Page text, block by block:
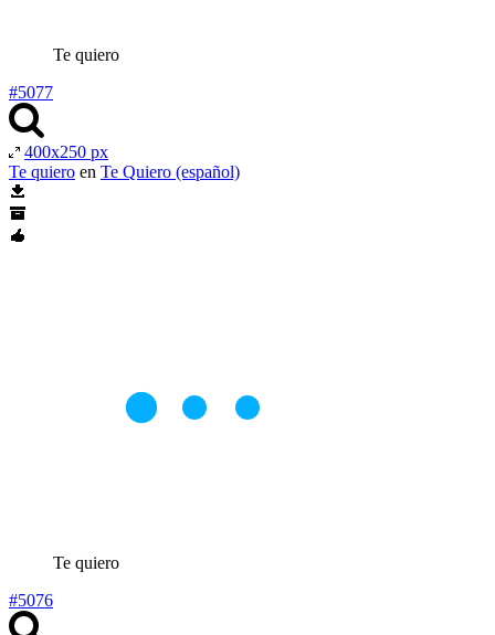
Te quiero
#5077
400x250 px
Te quiero en Te Quiero (español)
Te quiero
#5076